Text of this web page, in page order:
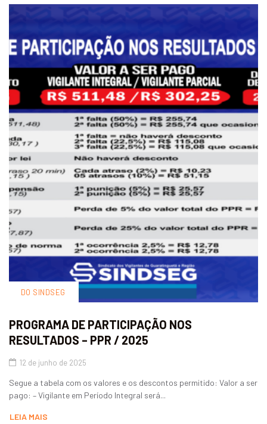
DO SINDSEG
PROGRAMA DE PARTICIPAÇÃO NOS
RESULTADOS – PPR / 2025
12 de junho de 2025
Segue a tabela com os valores e os descontos permitido: Valor a ser
pago: – Vigilante em Período Integral será...
LEIA MAIS